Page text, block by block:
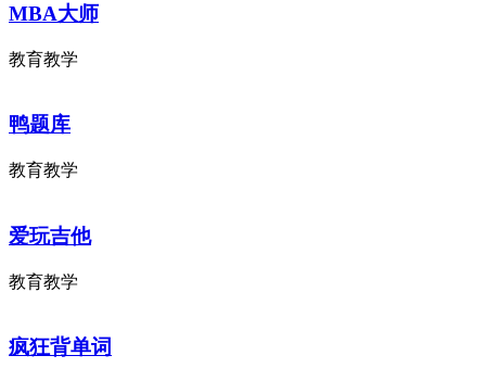
MBA大师
教育教学
鸭题库
教育教学
爱玩吉他
教育教学
疯狂背单词